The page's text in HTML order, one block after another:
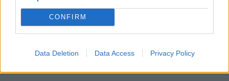
CONFIRM
Data Deletion Data Access Privacy Policy
MÁR ELŐFIZETŐNK VAGY?BEJELENTKEZÉS